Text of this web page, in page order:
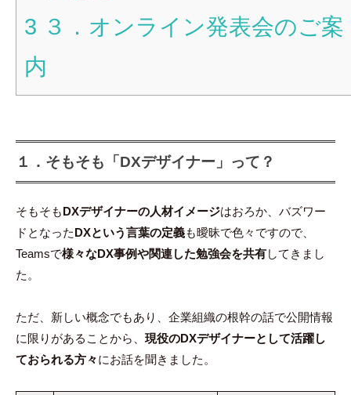
3 ３．オンライン発表会のご案
内
１．そもそも「DXデザイナー」って？
そもそも DXデザイナーの人材イメージはおろか、バズワー
ドとなった DXという言葉の定義も曖昧で色々ですので、
Teamsで様々なDX事例や関連した勉強会を共有してきまし
た。
ただ、新しい概念でもあり、企業組織の根幹の話で公開情報
に限りがあることから、 現役のDXデザイナーとして活躍し
ておられる方々にお話を聞きました。